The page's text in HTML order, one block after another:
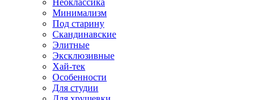
Неоклассика
Минимализм
Под старину
Скандинавские
Элитные
Эксклюзивные
Хай-тек
Особенности
Для студии